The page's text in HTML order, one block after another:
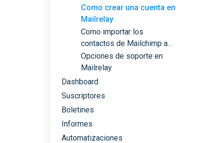
Como crear una cuenta en
Mailrelay
Como importar los
contactos de Mailchimp a
Mailrelay
Opciones de soporte en
Mailrelay
Dashboard
Suscriptores
Boletines
Informes
Automatizaciones